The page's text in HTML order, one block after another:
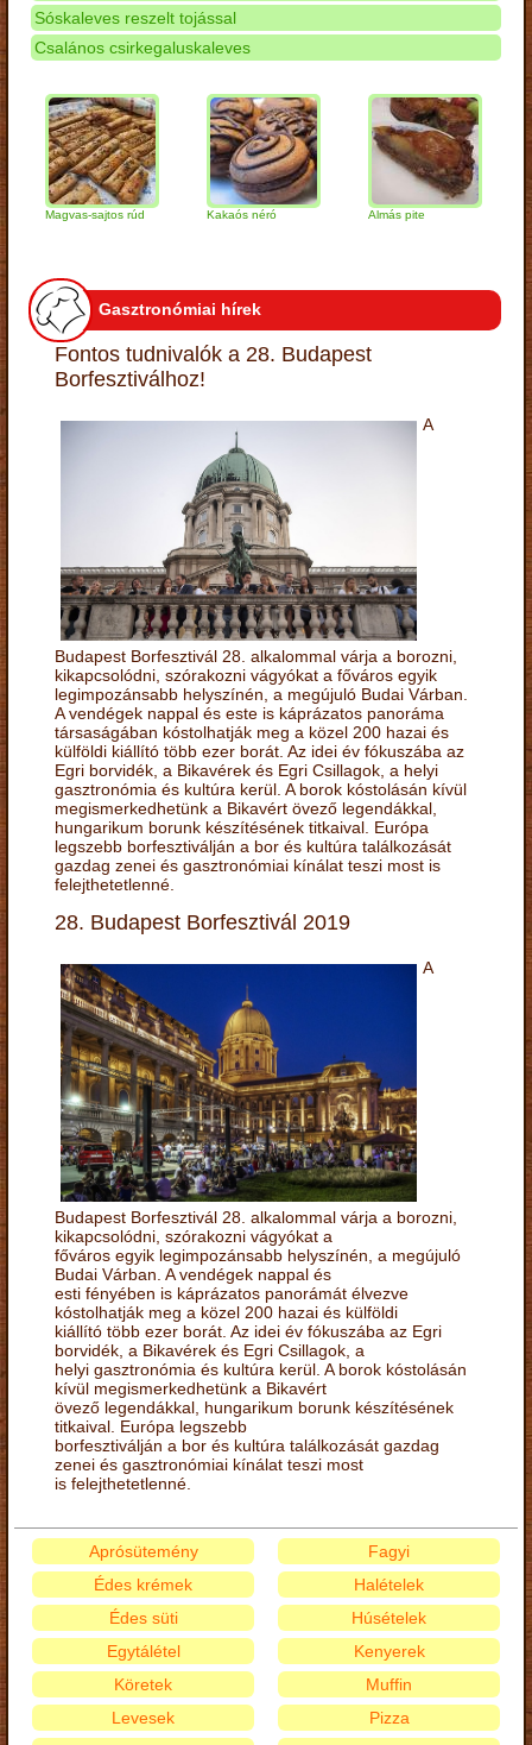
Sóskaleves reszelt tojással
Csalános csirkegaluskaleves
Magvas-sajtos rúd Kakaós néró Almás pite
Gasztronómiai hírek
Fontos tudnivalók a 28. Budapest
Borfesztiválhoz!
A
Budapest Borfesztivál 28. alkalommal várja a borozni,
kikapcsolódni, szórakozni vágyókat a főváros egyik
legimpozánsabb helyszínén, a megújuló Budai Várban.
A vendégek nappal és este is káprázatos panoráma
társaságában kóstolhatják meg a közel 200 hazai és
külföldi kiállító több ezer borát. Az idei év fókuszába az
Egri borvidék, a Bikavérek és Egri Csillagok, a helyi
gasztronómia és kultúra kerül. A borok kóstolásán kívül
megismerkedhetünk a Bikavért övező legendákkal,
hungarikum borunk készítésének titkaival. Európa
legszebb borfesztiválján a bor és kultúra találkozását
gazdag zenei és gasztronómiai kínálat teszi most is
felejthetetlenné.
28. Budapest Borfesztivál 2019
A
Budapest Borfesztivál 28. alkalommal várja a borozni,
kikapcsolódni, szórakozni vágyókat a
főváros egyik legimpozánsabb helyszínén, a megújuló
Budai Várban. A vendégek nappal és
esti fényében is káprázatos panorámát élvezve
kóstolhatják meg a közel 200 hazai és külföldi
kiállító több ezer borát. Az idei év fókuszába az Egri
borvidék, a Bikavérek és Egri Csillagok, a
helyi gasztronómia és kultúra kerül. A borok kóstolásán
kívül megismerkedhetünk a Bikavért
övező legendákkal, hungarikum borunk készítésének
titkaival. Európa legszebb
borfesztiválján a bor és kultúra találkozását gazdag
zenei és gasztronómiai kínálat teszi most
is felejthetetlenné.
Aprósütemény
Édes krémek
Édes süti
Egytálétel
Fagyi
Halételek
Húsételek
Kenyerek
Köretek
Levesek
Muffin
Pizza